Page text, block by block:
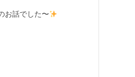
お話でした〜